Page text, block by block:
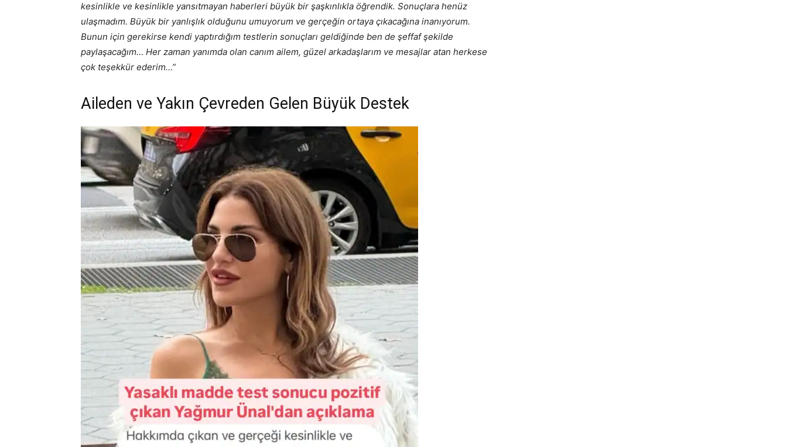
kesinlikle ve kesinlikle yansıtmayan haberleri büyük bir şaşkınlıkla öğrendik. Sonuçlara henüz
ulaşmadım. Büyük bir yanlışlık olduğunu umuyorum ve gerçeğin ortaya çıkacağına inanıyorum.
Bunun için gerekirse kendi yaptırdığım testlerin sonuçları geldiğinde ben de şeffaf şekilde
paylaşacağım… Her zaman yanımda olan canım ailem, güzel arkadaşlarım ve mesajlar atan herkese
çok teşekkür ederim…”
Aileden ve Yakın Çevreden Gelen Büyük Destek